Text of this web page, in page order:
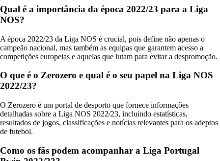
Qual é a importância da época 2022/23 para a Liga
NOS?
A época 2022/23 da Liga NOS é crucial, pois define não apenas o
campeão nacional, mas também as equipas que garantem acesso a
competições europeias e aquelas que lutam para evitar a despromoção.
O que é o Zerozero e qual é o seu papel na Liga NOS
2022/23?
O Zerozero é um portal de desporto que fornece informações
detalhadas sobre a Liga NOS 2022/23, incluindo estatísticas,
resultados de jogos, classificações e notícias relevantes para os adeptos
de futebol.
Como os fãs podem acompanhar a Liga Portugal